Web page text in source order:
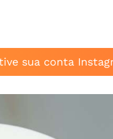
sua conta